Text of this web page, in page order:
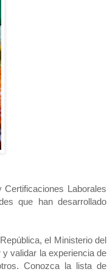
Laborales
que han desarrollado
el Ministerio del
validar la experiencia de
Conozca la lista de